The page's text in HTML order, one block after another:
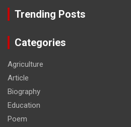
Trending Posts
Categories
Agriculture
Article
Biography
Education
Poem